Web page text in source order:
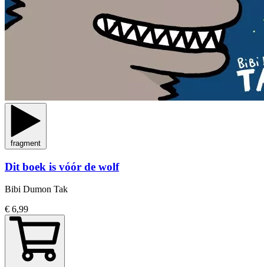
fragment
Dit boek is vóór de wolf
Bibi Dumon Tak
€ 6,99